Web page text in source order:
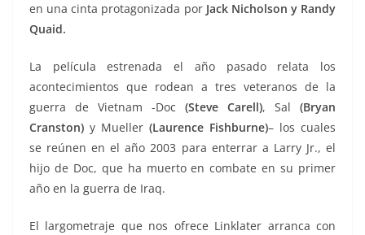
en una cinta protagonizada por Jack Nicholson y Randy
Quaid.
La película estrenada el año pasado relata los
acontecimientos que rodean a tres veteranos de la
guerra de Vietnam -Doc (Steve Carell), Sal (Bryan
Cranston) y Mueller (Laurence Fishburne)– los cuales
se reúnen en el año 2003 para enterrar a Larry Jr., el
hijo de Doc, que ha muerto en combate en su primer
año en la guerra de Iraq.
El largometraje que nos ofrece Linklater arranca con